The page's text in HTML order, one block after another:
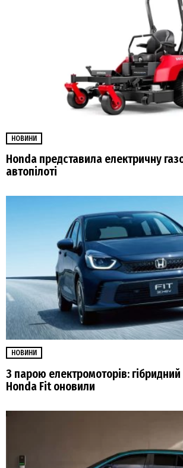
НОВИНИ
Honda представила електричну
автопілоті
НОВИНИ
З парою електромоторів:
Honda Fit оновили